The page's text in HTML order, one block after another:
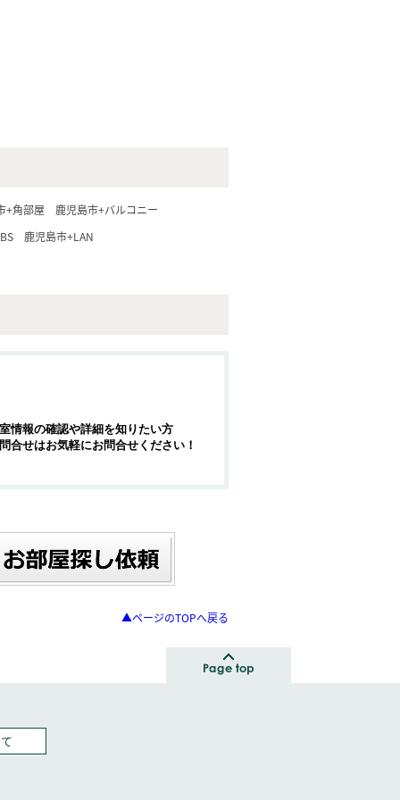
+角部屋
鹿児島市+バルコニー
鹿児島市+LAN
情報の確認や詳細を知りたい方
合せはお気軽にお問合せください！
▲ページのTOPへ戻る